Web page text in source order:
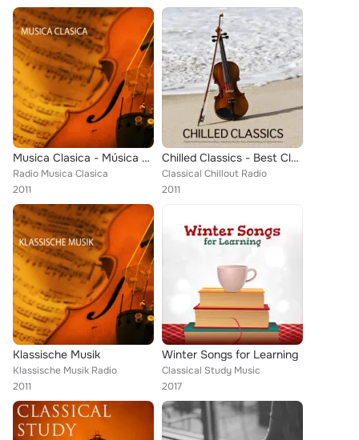
Musica Clasica - Música Clásica de Relajacion, Debussy Claro de Luna, Para Elisa Beethoven y Lo Mejor de la Musica Clasica Music...
Radio Musica Clasica
2011
Chilled Classics - Best Classical Chill Out Music for Relaxation, Background Music for Meditation, Massage, Yoga, Tai Chi, Reiki...
Classical Chillout Radio
2011
Klassische Musik
Klassische Musik Radio
2011
Winter Songs for Learning
Classical Study Music
2017